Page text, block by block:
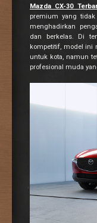
Mazda CX-30
premium yang
menghadirkan
dan berkelas. Di
kompetitif, model ini
untuk kota, namun
profesional muda